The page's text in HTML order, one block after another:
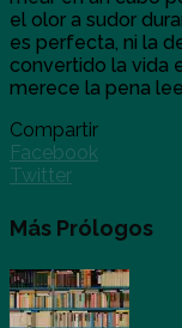
el olor a sudor
es perfecta, ni la
convertido la vida
merece la pena
Compartir
Facebook
Twitter
Más Prólogos